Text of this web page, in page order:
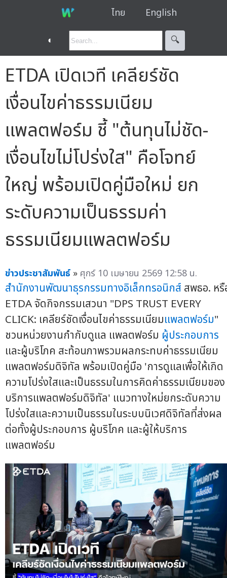
ไทย English
◐ 🔍︎
ETDA เปิดเวที เคลียร์ชัด
เงื่อนไขค่าธรรมเนียม
แพลตฟอร์ม ชี้ "ต้นทุนไม่ชัด-
เงื่อนไขไม่โปร่งใส" คือโจทย์
ใหญ่ พร้อมเปิดคู่มือใหม่ ยก
ระดับความเป็นธรรมค่า
ธรรมเนียมแพลตฟอร์ม
ข่าวประชาสัมพันธ์ » ศุกร์ 10 เมษายน 2569 12:58 น.
สำนักงานพัฒนาธุรกรรมทางอิเล็กทรอนิกส์ สพธอ. ห
ETDA จัดกิจกรรมเสวนา "DPS TRUST EVERY
CLICK: เคลียร์ชัดเงื่อนไขค่าธรรมเนียมแพลตฟอร์ม"
ชวนหน่วยงานกำกับดูแล แพลตฟอร์ม ผู้ประกอบการ
และผู้บริโภค สะท้อนภาพรวมผลกระทบค่าธรรมเนียม
แพลตฟอร์มดิจิทัล พร้อมเปิดคู่มือ 'การดูแลเพื่อให้เกิด
ความโปร่งใสและเป็นธรรมในการคิดค่าธรรมเนียมของ
บริการแพลตฟอร์มดิจิทัล' แนวทางใหม่ยกระดับความ
โปร่งใสและความเป็นธรรมในระบบนิเวศดิจิทัลที่ส่งผล
ต่อทั้งผู้ประกอบการ ผู้บริโภค และผู้ให้บริการ
แพลตฟอร์ม